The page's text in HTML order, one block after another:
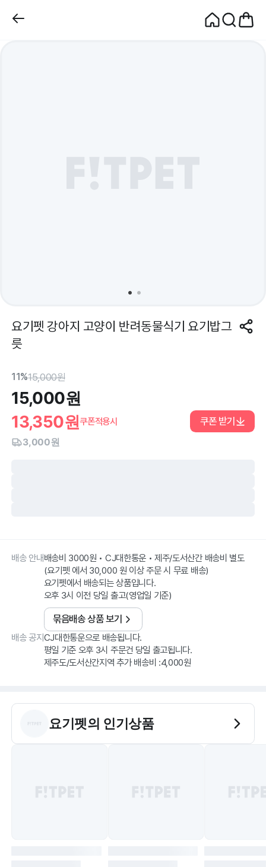
요기펫 강아지 고양이 반려동물식기 요기밥그
릇
11%15,000원
15,000원
13,350원쿠폰적용시 쿠폰 받기
3,000원
배송 안내배송비 3000원 • CJ대한통운 • 제주/도서산간 배송비 별도
(요기펫 에서 30,000 원 이상 주문 시 무료 배송)
요기펫에서 배송되는 상품입니다.
오후 3시 이전 당일 출고(영업일 기준)
묶음배송 상품 보기
배송 공지CJ대한통운으로 배송됩니다.
평일 기준 오후 3시 주문건 당일 출고됩니다.
요기펫의 인기상품